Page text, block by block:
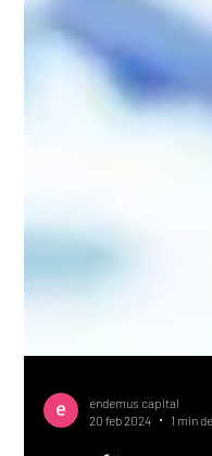
endemus capital